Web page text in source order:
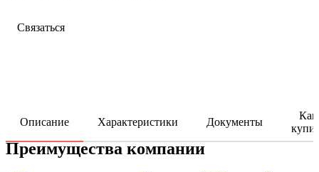
Связаться
Описание Характеристики Документы
Как
Преимущества компании